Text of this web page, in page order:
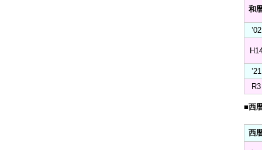
和
’02
’21
R3
■西
西